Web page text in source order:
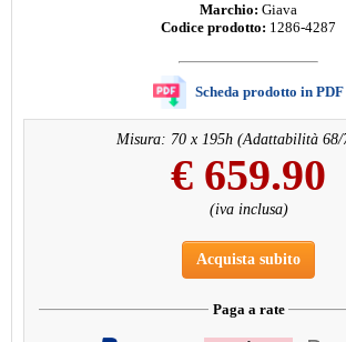
Marchio: Giava
Codice prodotto: 1286-4287
Scheda prodotto in PDF
Misura: 70 x 195h (Adattabilità 68/
€ 659.90
(iva inclusa)
Acquista subito
Paga a rate